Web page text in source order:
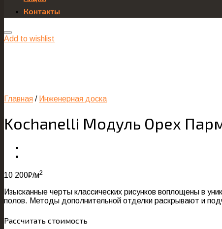
Контакты
Add to wishlist
Главная / Инженерная доска
Kochanelli Модуль Орех
10 200₽/м2
Изысканные черты классических рисунков воплощены в
полов. Методы дополнительной отделки раскрывают и
Рассчитать стоимость